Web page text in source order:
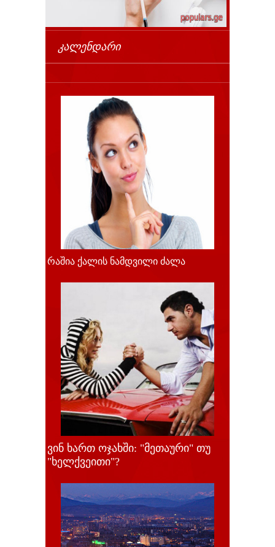
ᲙᲐᲚᲔᲜᲓᲐᲠᲘ
რაშია ქალის ნამდვილი ძალა
ვინ ხართ ოჯახში: "მეთაური" თუ
"ხელქვეითი"?